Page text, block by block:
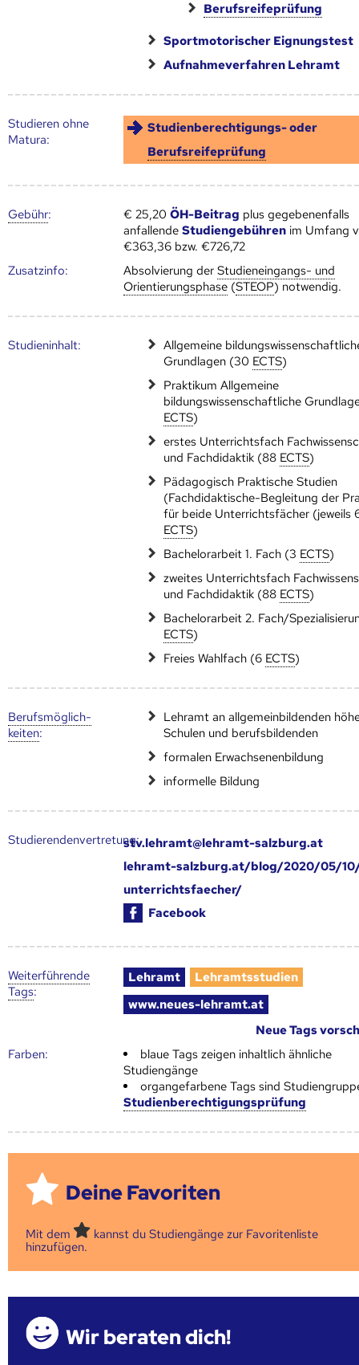
Berufsreifeprüfung
Sportmotorischer Eignungstest
Aufnahmeverfahren Lehramt
Studieren ohne
Matura:
Studienberechtigungs- oder
Berufsreifeprüfung
Gebühr: € 25,20ÖH-Beitrag plus gegebenenfalls
anfallendeStudiengebühren im Umfang
€363,36 bzw. €726,72
Zusatz­info:
Absolvierung derStudieneingangs- und
Orientierungsphase (STEOP) notwendig.
Studien­inhalt:
Allgemeine
Grundlagen (30 ECTS)
Praktikum Allgemeine
bildungswissenschaftliche
ECTS)
erstes Unterrichtsfach
und Fachdidaktik (88 ECTS)
Pädagogisch Praktische Studien
(Fachdidaktische-Begleitung der
für beide Unterrichtsfächer (jeweils
ECTS)
Bachelorarbeit 1. Fach (3 ECTS)
zweites Unterrichtsfach
und Fachdidaktik (88 ECTS)
Bachelorarbeit 2. Fach/
ECTS)
Freies Wahlfach (6 ECTS)
Berufs­möglich­
keiten:
Lehramt an allgemeinbildenden
Schulen und berufsbildenden
formalen Erwachsenenbildung
informelle Bildung
Studierendenvertretung:stv.lehramt@lehramt-salzburg.at
lehramt-salzburg.at/blog/2020/05/
unterrichtsfaecher/
Facebook
Weiter­führende
Tags:
Lehramt
Lehramtsstudien
www.neues-lehramt.at
Neue Tags
Farben:
blaue Tags zeigen inhaltlich ähnliche
Studiengänge
organgefarbene Tags sind
Studienberechtigungsprüfung
Deine Favoriten
Mit dem
kannst du Studiengänge zur Favoritenliste
hinzufügen.
Wir beraten dich!